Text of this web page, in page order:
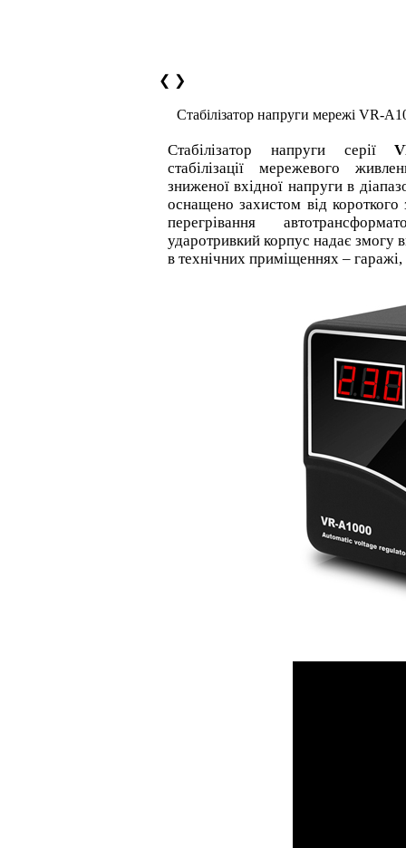
❮ ❯
Стабілізатор напруги мережі VR-
Стабілізатор напруги серії
стабілізації мережевого
зниженої вхідної напруги в
оснащено захистом від
перегрівання
ударотривкий корпус надає змогу
в технічних приміщеннях – гаражі,